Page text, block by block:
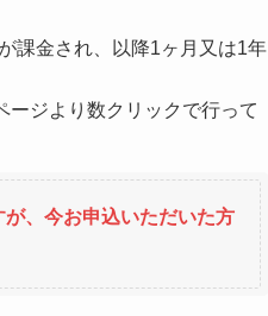
が課金され、以降1ヶ月又は1年
ージより数クリックで行って
、今お申込いただいた方